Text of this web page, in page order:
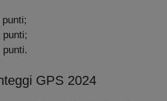
punti;
punti.
GPS 2024